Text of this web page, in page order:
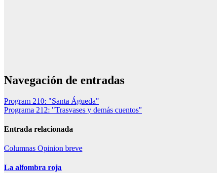
Navegación de entradas
Program 210: "Santa Águeda"
Programa 212: "Trasvases y demás cuentos"
Entrada relacionada
Columnas Opinion breve
La alfombra roja